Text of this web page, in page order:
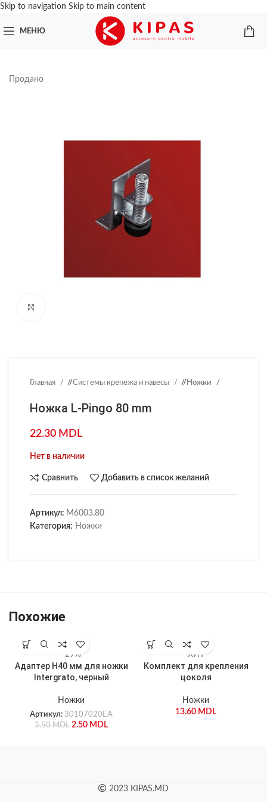
Skip to navigation Skip to main content
МЕНЮ
Продано
Главная / Системы крепежа и навесы / Ножки
Ножка L-Pingo 80 mm
22.30 MDL
Нет в наличии
Сравнить Добавить в список желаний
Артикул: M6003.80
Категория: Ножки
Похожие
-29%
Адаптер H40 мм для ножки
Intergrato, черный
Ножки
Артикул: 30107020EA
3.50MDL 2.50 MDL
ХИТ
Комплект для крепления
цоколя
Ножки
13.60 MDL
2023 KIPAS.MD